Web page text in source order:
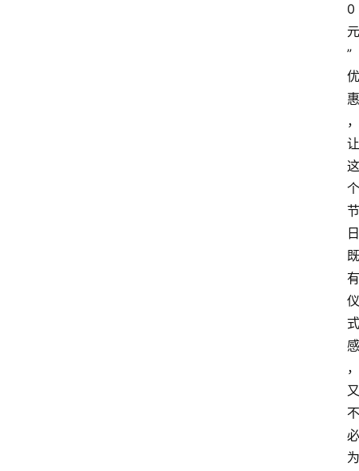
0
元
”
优
惠
，
让
这
个
节
日
既
有
仪
式
感
，
又
不
必
为